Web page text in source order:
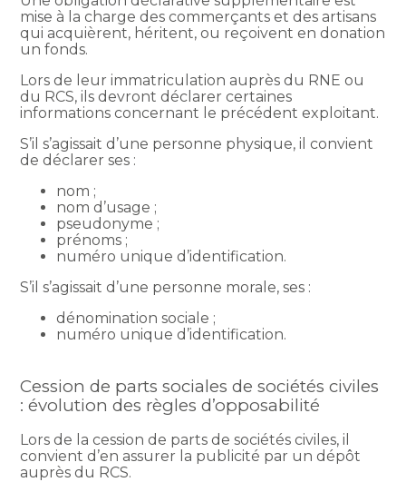
mise à la charge des commerçants et des artisans
qui acquièrent, héritent, ou reçoivent en donation
un fonds.
Lors de leur immatriculation auprès du RNE ou
du RCS, ils devront déclarer certaines
informations concernant le précédent exploitant.
S’il s’agissait d’une personne physique, il convient
de déclarer ses :
nom ;
nom d’usage ;
pseudonyme ;
prénoms ;
numéro unique d’identification.
S’il s’agissait d’une personne morale, ses :
dénomination sociale ;
numéro unique d’identification.
Cession de parts sociales de sociétés civiles
: évolution des règles d’opposabilité
Lors de la cession de parts de sociétés civiles, il
convient d’en assurer la publicité par un dépôt
auprès du RCS.